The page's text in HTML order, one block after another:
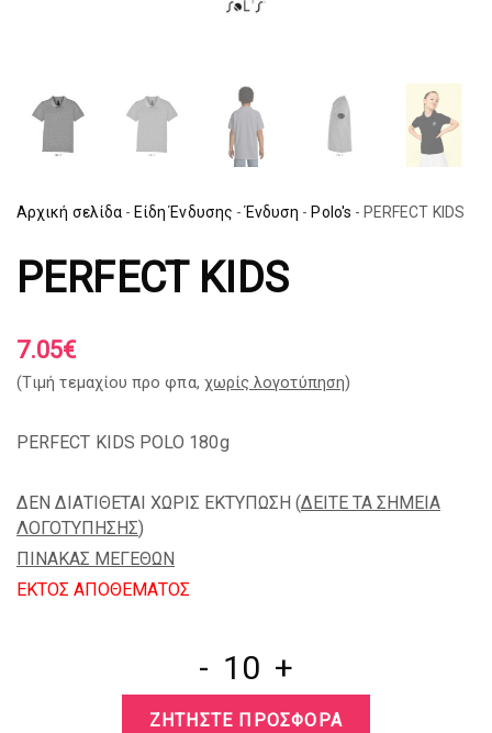
Αρχική σελίδα - Είδη Ένδυσης - Ένδυση - Polo's - PERFECT KIDS
PERFECT KIDS
7.05€
(Tιμή τεμαχίου προ φπα, χωρίς λογοτύπηση)
PERFECT KIDS POLO 180g
ΔΕΝ ΔΙΑΤΙΘΕΤΑΙ ΧΩΡΙΣ ΕΚΤΥΠΩΣΗ (ΔΕΙΤΕ ΤΑ ΣΗΜΕΙΑ
ΛΟΓΟΤΥΠΗΣΗΣ)
ΠΙΝΑΚΑΣ ΜΕΓΕΘΩΝ
EKTOΣ ΑΠΟΘΕΜΑΤΟΣ
- +
ΖΗΤΗΣΤΕ ΠΡΟΣΦΟΡΑ